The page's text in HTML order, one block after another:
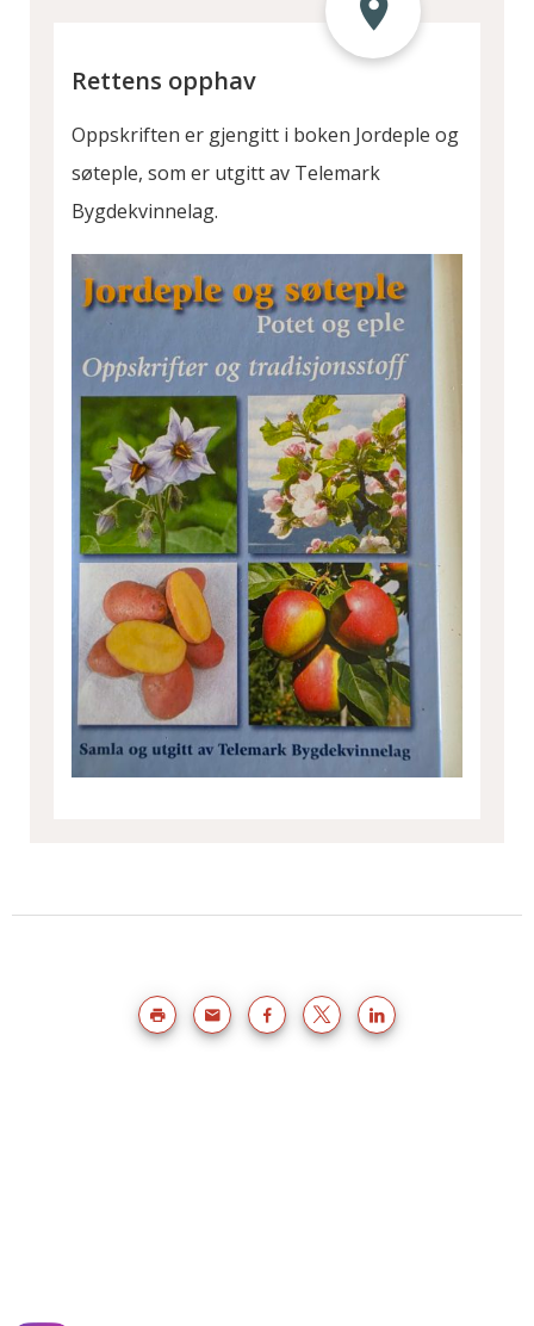
Rettens opphav
Oppskriften er gjengitt i boken Jordeple og
søteple, som er utgitt av Telemark
Bygdekvinnelag.